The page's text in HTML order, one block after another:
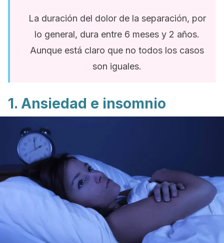
La duración del dolor de la separación, por
lo general, dura entre 6 meses y 2 años.
Aunque está claro que no todos los casos
son iguales.
1. Ansiedad e insomnio